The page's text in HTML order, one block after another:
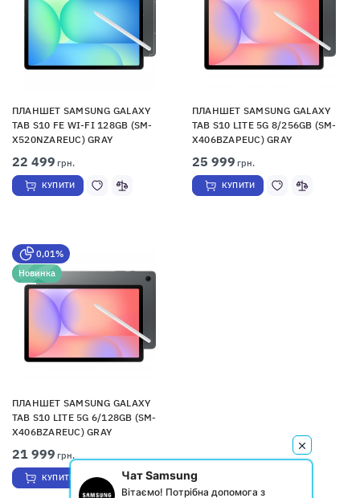
ПЛАНШЕТ SAMSUNG GALAXY
TAB S10 FE WI-FI 128GB (SM-
X520NZAREUC) GRAY
22 499 грн.
КУПИТИ
ПЛАНШЕТ SAMSUNG GALAXY
TAB S10 LITE 5G 8/256GB (SM-
X406BZAPEUC) GRAY
25 999 грн.
КУПИТИ
0,01%
Новинка
ПЛАНШЕТ SAMSUNG GALAXY
TAB S10 LITE 5G 6/128GB (SM-
X406BZAREUC) GRAY
21 999 грн.
КУПИТИ Чат Samsung
Вітаємо! Потрібна допомога з